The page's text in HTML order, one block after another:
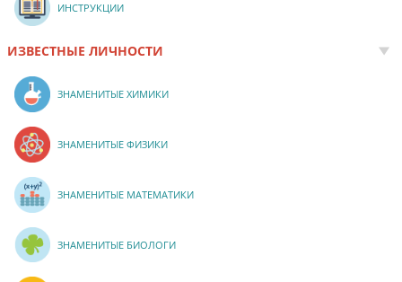
ИНСТРУКЦИИ
ИЗВЕСТНЫЕ ЛИЧНОСТИ
ЗНАМЕНИТЫЕ ХИМИКИ
ЗНАМЕНИТЫЕ ФИЗИКИ
ЗНАМЕНИТЫЕ МАТЕМАТИКИ
ЗНАМЕНИТЫЕ БИОЛОГИ